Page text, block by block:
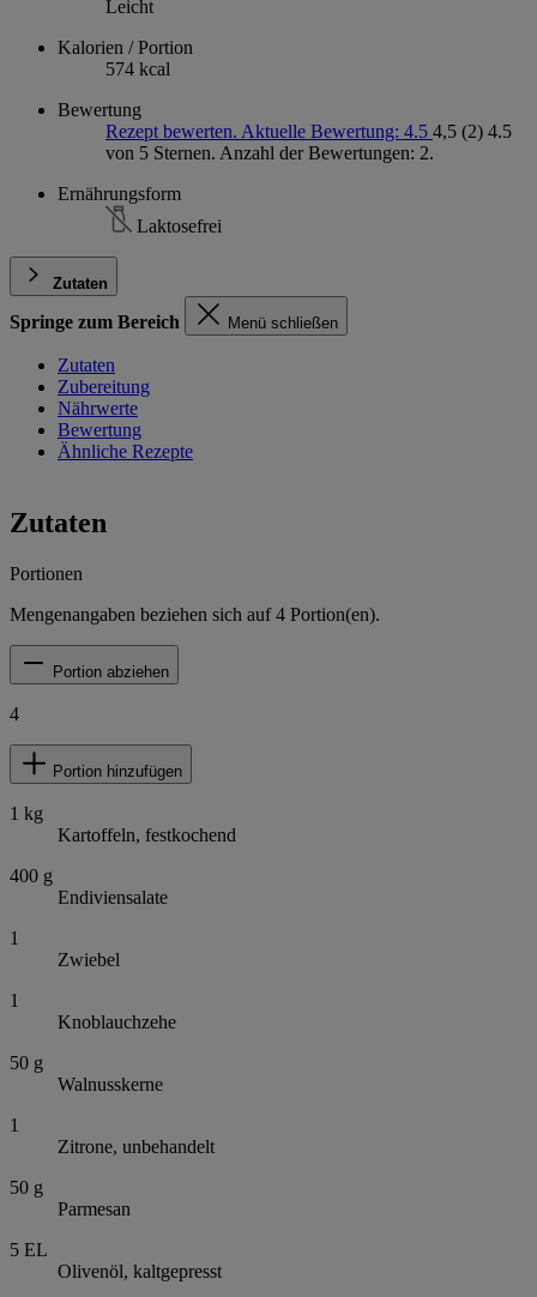
Leicht
Kalorien / Portion
574 kcal
Bewertung
Rezept bewerten. Aktuelle Bewertung: 4.5 4,5 (2) 4.5
von 5 Sternen. Anzahl der Bewertungen: 2.
Ernährungsform
Laktosefrei
Zutaten
Springe zum Bereich Menü schließen
Zutaten
Zubereitung
Nährwerte
Bewertung
Ähnliche Rezepte
Zutaten
Portionen
Mengenangaben beziehen sich auf4 Portion(en).
Portion abziehen
4
Portion hinzufügen
1 kg
Kartoffeln, festkochend
400 g
Endiviensalate
1
Zwiebel
1
Knoblauchzehe
50 g
Walnusskerne
1
Zitrone, unbehandelt
50 g
Parmesan
5 EL
Olivenöl, kaltgepresst